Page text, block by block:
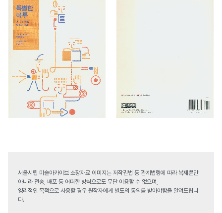
서울시립 미술아카이브 소장자료 이미지는 저작권법 등 관계법령에 따라 복제뿐만
아니라 전송, 배포 등 어떠한 방식으로도 무단 이용할 수 없으며,
영리적인 목적으로 사용할 경우 원작자에게 별도의 동의를 받아야함을 알려드립니
다.